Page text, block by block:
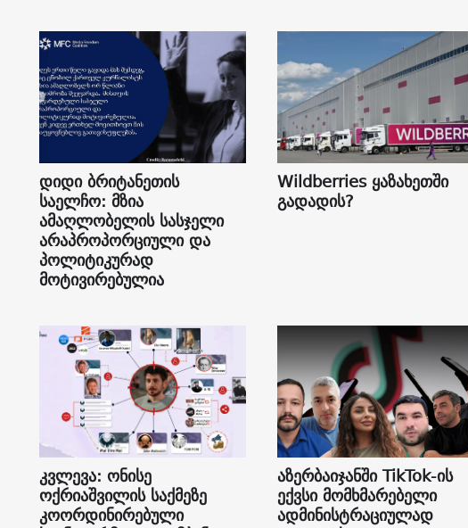
დიდი ბრიტანეთის
საელჩო: მზია
ამაღლობელის სასჯელი
არაპროპორციული და
პოლიტიკურად
მოტივირებულია
Wildberries ყაზახეთში
გადადის?
კვლევა: ონისე
ოქრიაშვილის საქმეზე
კოორდინირებული
აზერბაიჯანში TikTok-ის
ექვსი მომხმარებელი
ადმინისტრაციულად